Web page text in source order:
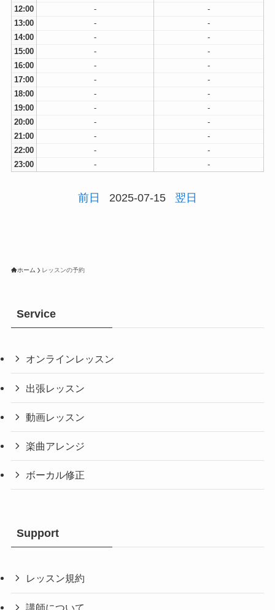
12:00
-
-
13:00
-
-
14:00
-
-
15:00
-
-
16:00
-
-
17:00
-
-
18:00
-
-
19:00
-
-
20:00
-
-
21:00
-
-
22:00
-
-
23:00
- -
前日 2025-07-15 翌日
ホーム レッスンの予約
Service
オンラインレッスン
出張レッスン
動画レッスン
楽曲アレンジ
ボーカル修正
Support
レッスン規約
講師について